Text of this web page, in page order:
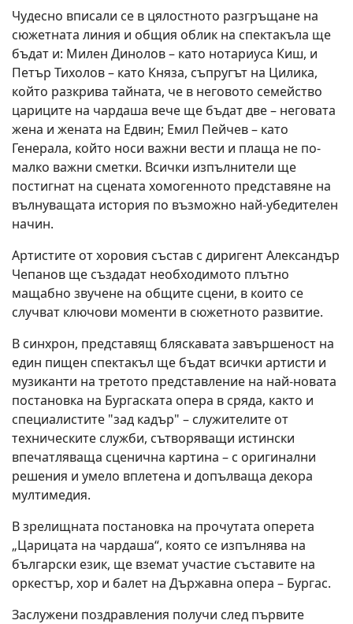
Чудесно вписали се в цялостното разгръщане на
сюжетната линия и общия облик на спектакъла ще
бъдат и: Милен Динолов – като нотариуса Киш, и
Петър Тихолов – като Княза, съпругът на Цилика,
който разкрива тайната, че в неговото семейство
цариците на чардаша вече ще бъдат две – неговата
жена и жената на Едвин; Емил Пейчев – като
Генерала, който носи важни вести и плаща не по-
малко важни сметки. Всички изпълнители ще
постигнат на сцената хомогенното представяне на
вълнуващата история по възможно най-убедителен
начин.
Артистите от хоровия състав с диригент Александър
Чепанов ще създадат необходимото плътно
мащабно звучене на общите сцени, в които се
случват ключови моменти в сюжетното развитие.
В синхрон, представящ бляскавата завършеност на
един пищен спектакъл ще бъдат всички артисти и
музиканти на третото представление на най-новата
постановка на Бургаската опера в сряда, както и
специалистите "зад кадър" – служителите от
техническите служби, сътворяващи истински
впечатляваща сценична картина – с оригинални
решения и умело вплетена и допълваща декора
мултимедия.
В зрелищната постановка на прочутата оперета
„Царицата на чардаша“, която се изпълнява на
български език, ще вземат участие съставите на
оркестър, хор и балет на Държавна опера – Бургас.
Заслужени поздравления получи след първите